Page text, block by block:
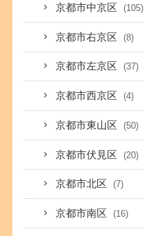
京都市中京区 (105)
京都市右京区 (8)
京都市左京区 (37)
京都市西京区 (4)
京都市東山区 (50)
京都市伏見区 (20)
京都市北区 (7)
京都市南区 (16)